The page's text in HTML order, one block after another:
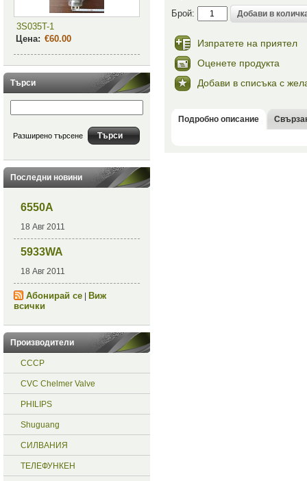
3S035T-1
Цена: €60.00
Търси
Разширено търсене
Последни новини
6550A
18 Авг 2011
5933WA
18 Авг 2011
Абонирай се|
Виж
всички
Производители
СССР
CVC Chelmer Valve
PHILIPS
Shuguang
СИЛВАНИЯ
ТЕЛЕФУНКЕН
Брой:
Изпратете на приятел
Оценете продукта
Добави в списъка с
Подробно описание